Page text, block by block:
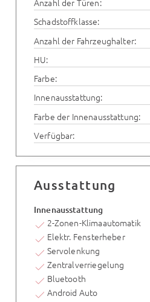
Anzahl der Türen:
Schadstoffklasse:
Anzahl der Fahrzeughalter:
HU:
Farbe:
Innenausstattung:
Farbe der Innenausstattung:
Verfügbar:
Ausstattung
Innenausstattung
2-Zonen-Klimaautomatik
Elektr. Fensterheber
Servolenkung
Zentralverriegelung
Bluetooth
Android Auto